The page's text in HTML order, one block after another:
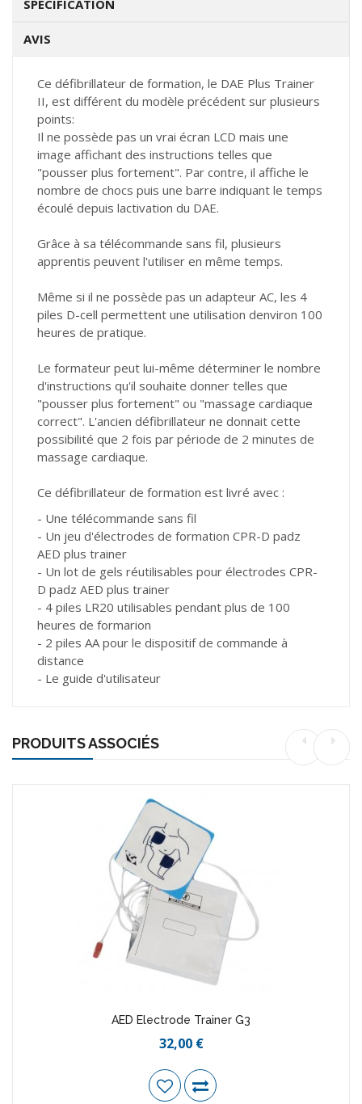
SPÉCIFICATION
AVIS
Ce défibrillateur de formation, le DAE Plus Trainer
II, est différent du modèle précédent sur plusieurs
points:
Il ne possède pas un vrai écran LCD mais une
image affichant des instructions telles que
"pousser plus fortement". Par contre, il affiche le
nombre de chocs puis une barre indiquant le temps
écoulé depuis lactivation du DAE.
Grâce à sa télécommande sans fil, plusieurs
apprentis peuvent l'utiliser en même temps.
Même si il ne possède pas un adapteur AC, les 4
piles D-cell permettent une utilisation denviron 100
heures de pratique.
Le formateur peut lui-même déterminer le nombre
d'instructions qu'il souhaite donner telles que
"pousser plus fortement" ou "massage cardiaque
correct". L'ancien défibrillateur ne donnait cette
possibilité que 2 fois par période de 2 minutes de
massage cardiaque.
Ce défibrillateur de formation est livré avec :
- Une télécommande sans fil
- Un jeu d'électrodes de formation CPR-D padz
AED plus trainer
- Un lot de gels réutilisables pour électrodes CPR-
D padz AED plus trainer
- 4 piles LR20 utilisables pendant plus de 100
heures de formarion
- 2 piles AA pour le dispositif de commande à
distance
- Le guide d'utilisateur
PRODUITS ASSOCIÉS
AED Electrode Trainer G3
32,00 €